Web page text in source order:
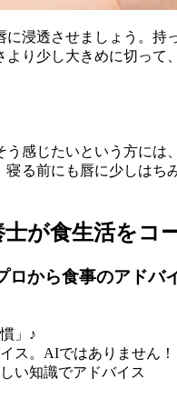
浸透させましょう。
り少し大きめに切っ
感じたいという方に
る前にも唇に少しは
士が食生活をコ
から食事のアドバ
」♪
ス。AIではありません！
い知識でアドバイス